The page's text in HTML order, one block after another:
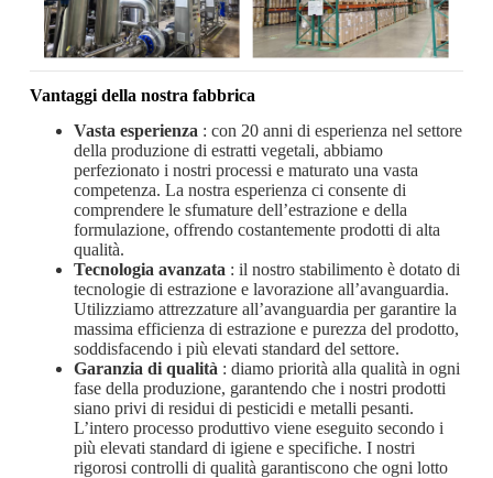
Vantaggi della nostra fabbrica
Vasta esperienza: con 20 anni di esperienza nel settore
della produzione di estratti vegetali, abbiamo
perfezionato i nostri processi e maturato una vasta
competenza. La nostra esperienza ci consente di
comprendere le sfumature dell’estrazione e della
formulazione, offrendo costantemente prodotti di alta
qualità.
Tecnologia avanzata: il nostro stabilimento è dotato di
tecnologie di estrazione e lavorazione all’avanguardia.
Utilizziamo attrezzature all’avanguardia per garantire la
massima efficienza di estrazione e purezza del prodotto,
soddisfacendo i più elevati standard del settore.
Garanzia di qualità: diamo priorità alla qualità in ogni
fase della produzione, garantendo che i nostri prodotti
siano privi di residui di pesticidi e metalli pesanti.
L’intero processo produttivo viene eseguito secondo i
più elevati standard di igiene e specifiche. I nostri
rigorosi controlli di qualità garantiscono che ogni lotto